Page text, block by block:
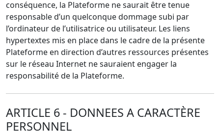
conséquence, la Plateforme ne saurait être tenue
responsable d’un quelconque dommage subi par
l’ordinateur de l’utilisatrice ou utilisateur. Les liens
hypertextes mis en place dans le cadre de la présente
Plateforme en direction d’autres ressources présentes
sur le réseau Internet ne sauraient engager la
responsabilité de la Plateforme.
ARTICLE 6 - DONNEES A CARACTÈRE
PERSONNEL